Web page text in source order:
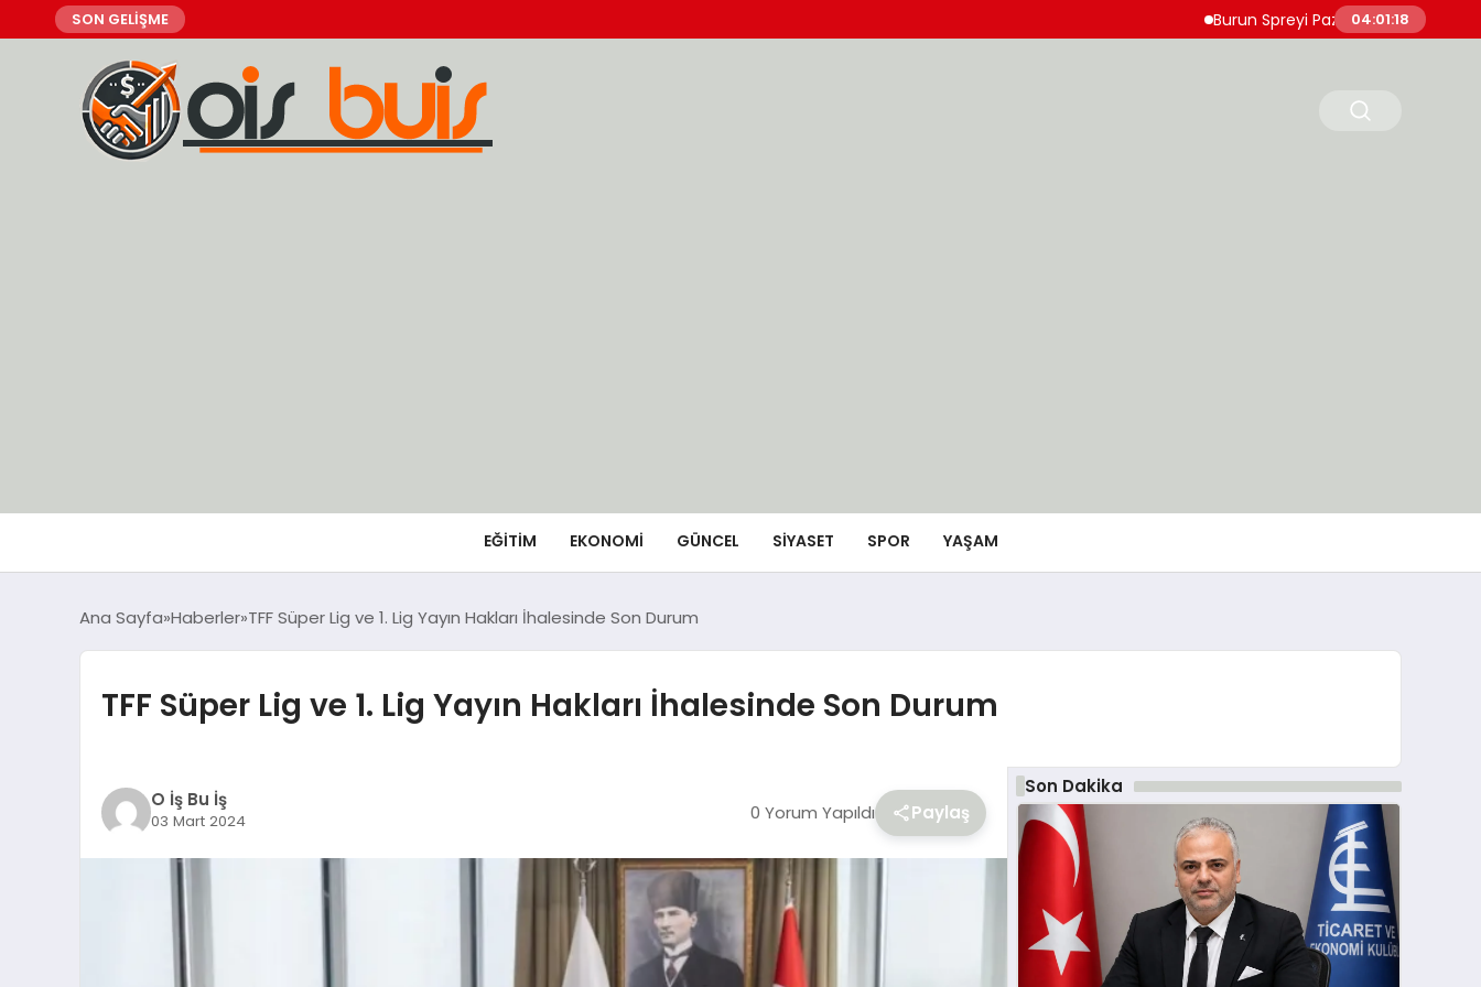
SON GELİŞME Burun Spreyi Pazarında Rekabet İhlaline
04:01:19
EĞİTİM EKONOMİ GÜNCEL SIYASET SPOR YAŞAM
Ana Sayfa Haberler TFF Süper Lig ve 1. Lig Yayın Hakları İhalesinde Son Durum
TFF Süper Lig ve 1. Lig Yayın Hakları İhalesinde Son Durum
O İş Bu İş
03 Mart 2024 0 Yorum Yapıldı Paylaş
Son Dakika